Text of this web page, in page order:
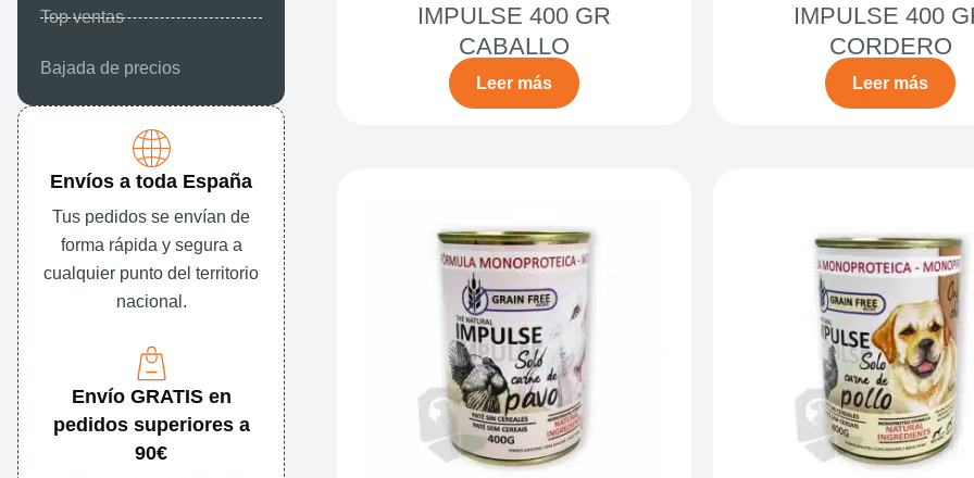
Top ventas
Bajada de precios
Envíos a toda España
Tus pedidos se envían de
forma rápida y segura a
cualquier punto del territorio
nacional.
Envío GRATIS en
pedidos superiores a
90€
IMPULSE 400 GR
CABALLO
Leer más
IMPULSE 400
CORDERO
Leer más